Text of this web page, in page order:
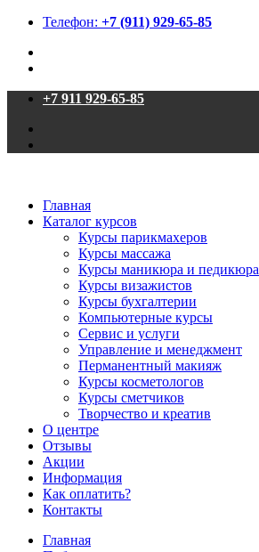
Телефон: +7 (911) 929-65-85
+7 911 929-65-85
Главная
Каталог курсов
Курсы парикмахеров
Курсы массажа
Курсы маникюра и педикюра
Курсы визажистов
Курсы бухгалтерии
Компьютерные курсы
Сервис и услуги
Управление и менеджмент
Перманентный макияж
Курсы косметологов
Курсы сметчиков
Творчество и креатив
О центре
Отзывы
Акции
Информация
Как оплатить?
Контакты
Главная